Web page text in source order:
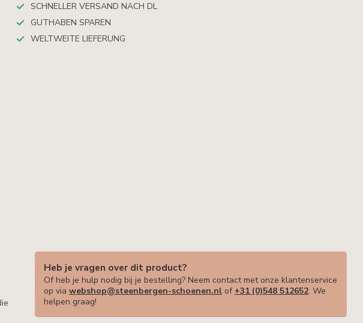
SCHNELLER VERSAND NACH DL
GUTHABEN SPAREN
WELTWEITE LIEFERUNG
Heb je vragen over dit product?
Of heb je hulp nodig bij je bestelling? Neem contact met onze klantenservice
op via webshop@steenbergen-schoenen.nl of +31 (0)548 512652. We
helpen graag!